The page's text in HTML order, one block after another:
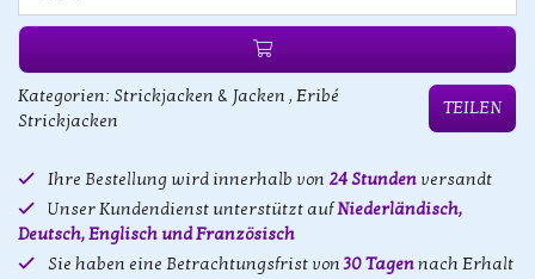
Kategorien: Strickjacken & Jacken , Eribé
Strickjacken
TEILEN
Ihre Bestellung wird innerhalb von 24 Stunden versandt
Unser Kundendienst unterstützt aufNiederländisch,
Deutsch, Englisch und Französisch
Sie haben eine Betrachtungsfrist von30 Tagennach Erhalt